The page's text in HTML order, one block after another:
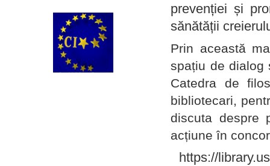
prevenției și
sănătății
Prin această
spațiu de dialog
Catedra de
bibliotecari,
discuta despre
acțiune în
https://